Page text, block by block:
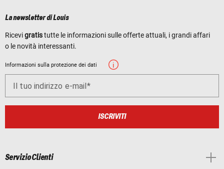
La newsletter di Louis
Ricevigratistutte le informazioni sulle offerte attuali, i grandi affari
o le novità interessanti.
Informazioni sulla protezione dei dati
Il tuo indirizzo e-mail
ISCRIVITI
Servizio Clienti